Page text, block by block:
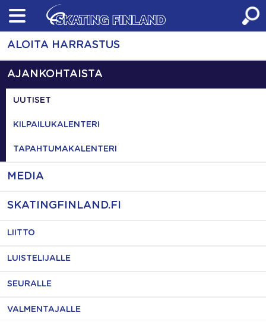
Skip
content
ALOITA HARRASTUS
AJANKOHTAISTA
UUTISET
KILPAILUKALENTERI
TAPAHTUMAKALENTERI
MEDIA
SKATINGFINLAND.FI
LIITTO
LUISTELIJALLE
SEURALLE
VALMENTAJALLE